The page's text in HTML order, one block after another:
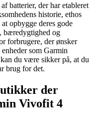
batterier, der har etableret
historie, ethos
opbygge deres gode
bæredygtighed og
forbrugere, der ønsker
som Garmin
du være sikker på, at du
brug for det.
der
Vivofit 4